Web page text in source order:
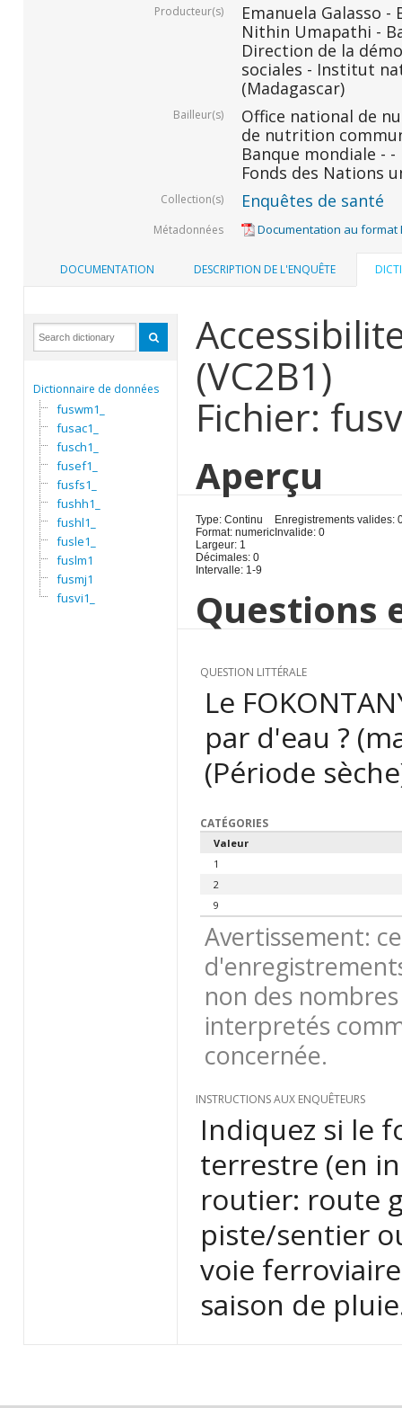
Producteur(s)
Emanuela Galasso -
Nithin Umapathi -
Direction de la
sociales - Institut
(Madagascar)
Bailleur(s)
Office national de
de nutrition
Banque mondiale - -
Fonds des Nations
Collection(s) Enquêtes de santé
Métadonnées Documentation au format
DOCUMENTATION DESCRIPTION DE L'ENQUÊTE
Dictionnaire de données
fuswm1_
fusac1_
fusch1_
fusef1_
fusfs1_
fushh1_
fushl1_
fusle1_
fuslm1
fusmj1
fusvi1_
(VC2B1)
Fichier:
Aperçu
Type: Continu
Format: numeric
Largeur: 1
Décimales: 0
Intervalle: 1-9
Enregistrements valides:
Invalide: 0
Questions
QUESTION LITTÉRALE
Le
par d'eau ?
(Période
CATÉGORIES
Valeur
1
2
9
Avertissement:
non des
interpretés
concernée.
INSTRUCTIONS AUX ENQUÊTEURS
Indiquez si le
terrestre (en
routier: route
piste/sentier
voie
saison de